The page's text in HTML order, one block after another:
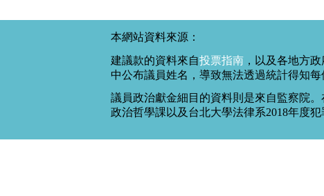
本網站資料來源：
建議款的資料來自投票指南 ，以及各地方
中公布議員姓名，導致無法透過統計得知
議員政治獻金細目的資料則是來自監察院
政治哲學課以及台北大學法律系2018年度